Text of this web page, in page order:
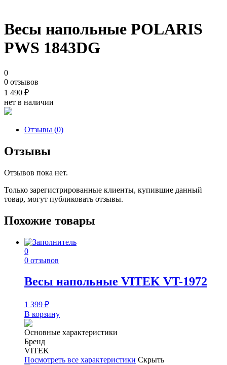
Весы напольные POLARIS
PWS 1843DG
0
0 отзывов
1 490 ₽
нет в наличии
Отзывы (0)
Отзывы
Отзывов пока нет.
Только зарегистрированные клиенты, купившие данный
товар, могут публиковать отзывы.
Похожие товары
0
0 отзывов
Весы напольные VITEK VT-1972
1 399 ₽
В корзину
Основные характеристики
Бренд
VITEK
Посмотреть все характеристики Скрыть